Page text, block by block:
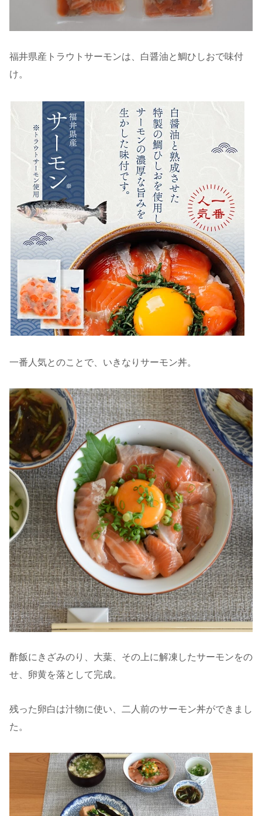
福井県産トラウトサーモンは、白醤油と鯛ひしおで味付
け。
一番人気とのことで、いきなりサーモン丼。
酢飯にきざみのり、大葉、その上に解凍したサーモンをの
せ、卵黄を落として完成。
残った卵白は汁物に使い、二人前のサーモン丼ができまし
た。